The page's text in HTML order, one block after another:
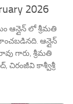
2026
ఆన్లైన్ లో శ్రీమతి
ఆన్లైన్
గారు, శ్రీమతి
చిరంజీవి కాశ్వీశ్రీ